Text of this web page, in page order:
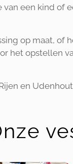
een kind
op maat,
het opstellen
en